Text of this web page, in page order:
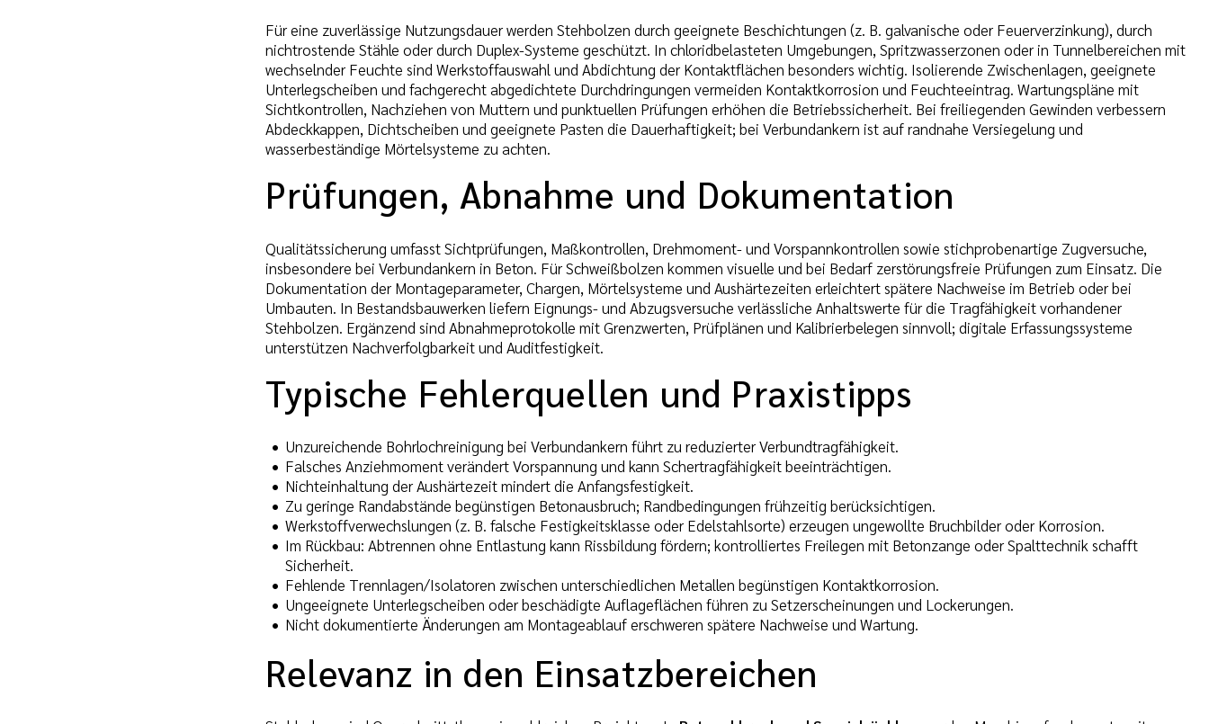
Für eine zuverlässige Nutzungsdauer werden Stehbolzen durch geeignete Beschichtungen (z. B. galvanische oder Feuerverzinkung), durch
nichtrostende Stähle oder durch Duplex-Systeme geschützt. In chloridbelasteten Umgebungen, Spritzwasserzonen oder in Tunnelbereichen mit
wechselnder Feuchte sind Werkstoffauswahl und Abdichtung der Kontaktflächen besonders wichtig. Isolierende Zwischenlagen, geeignete
Unterlegscheiben und fachgerecht abgedichtete Durchdringungen vermeiden Kontaktkorrosion und Feuchteeintrag. Wartungspläne mit
Sichtkontrollen, Nachziehen von Muttern und punktuellen Prüfungen erhöhen die Betriebssicherheit. Bei freiliegenden Gewinden verbessern
Abdeckkappen, Dichtscheiben und geeignete Pasten die Dauerhaftigkeit; bei Verbundankern ist auf randnahe Versiegelung und
wasserbeständige Mörtelsysteme zu achten.
Prüfungen, Abnahme und Dokumentation
Qualitätssicherung umfasst Sichtprüfungen, Maßkontrollen, Drehmoment- und Vorspannkontrollen sowie stichprobenartige Zugversuche,
insbesondere bei Verbundankern in Beton. Für Schweißbolzen kommen visuelle und bei Bedarf zerstörungsfreie Prüfungen zum Einsatz. Die
Dokumentation der Montageparameter, Chargen, Mörtelsysteme und Aushärtezeiten erleichtert spätere Nachweise im Betrieb oder bei
Umbauten. In Bestandsbauwerken liefern Eignungs- und Abzugsversuche verlässliche Anhaltswerte für die Tragfähigkeit vorhandener
Stehbolzen. Ergänzend sind Abnahmeprotokolle mit Grenzwerten, Prüfplänen und Kalibrierbelegen sinnvoll; digitale Erfassungssysteme
unterstützen Nachverfolgbarkeit und Auditfestigkeit.
Typische Fehlerquellen und Praxistipps
Unzureichende Bohrlochreinigung bei Verbundankern führt zu reduzierter Verbundtragfähigkeit.
Falsches Anziehmoment verändert Vorspannung und kann Schertragfähigkeit beeinträchtigen.
Nichteinhaltung der Aushärtezeit mindert die Anfangsfestigkeit.
Zu geringe Randabstände begünstigen Betonausbruch; Randbedingungen frühzeitig berücksichtigen.
Werkstoffverwechslungen (z. B. falsche Festigkeitsklasse oder Edelstahlsorte) erzeugen ungewollte Bruchbilder oder Korrosion.
Im Rückbau: Abtrennen ohne Entlastung kann Rissbildung fördern; kontrolliertes Freilegen mit Betonzange oder Spalttechnik schafft
Sicherheit.
Fehlende Trennlagen/Isolatoren zwischen unterschiedlichen Metallen begünstigen Kontaktkorrosion.
Ungeeignete Unterlegscheiben oder beschädigte Auflageflächen führen zu Setzerscheinungen und Lockerungen.
Nicht dokumentierte Änderungen am Montageablauf erschweren spätere Nachweise und Wartung.
Relevanz in den Einsatzbereichen